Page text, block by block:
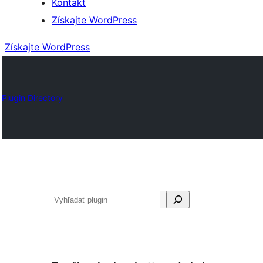
Kontakt
Získajte WordPress
Získajte WordPress
Plugin Directory
Hľadať